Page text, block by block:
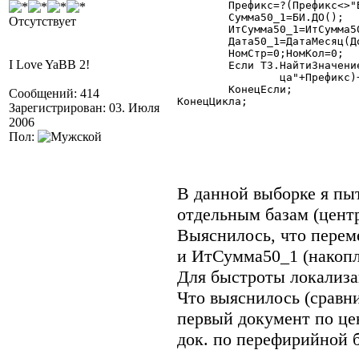
Отсутствует
I Love YaBB 2!
Сообщений: 414
Зарегистрирован: 03. Июля
2006
Пол:
КонецЦикла;
В данной выборке я
отдельным базам
Выяснилось, что
и ИтСумма50_1
Для быстроты
Что выяснилось
первый документ по
док. по перефирийной